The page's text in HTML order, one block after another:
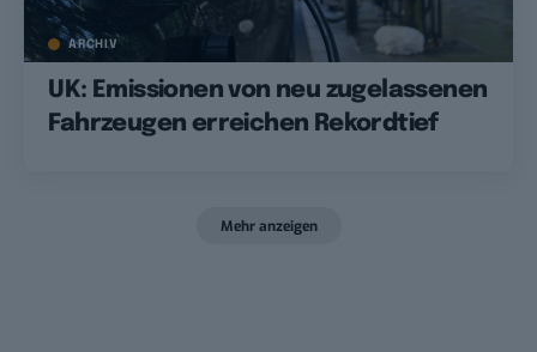
ARCHIV
UK: Emissionen von neu zugelassenen
Fahrzeugen erreichen Rekordtief
Mehr anzeigen